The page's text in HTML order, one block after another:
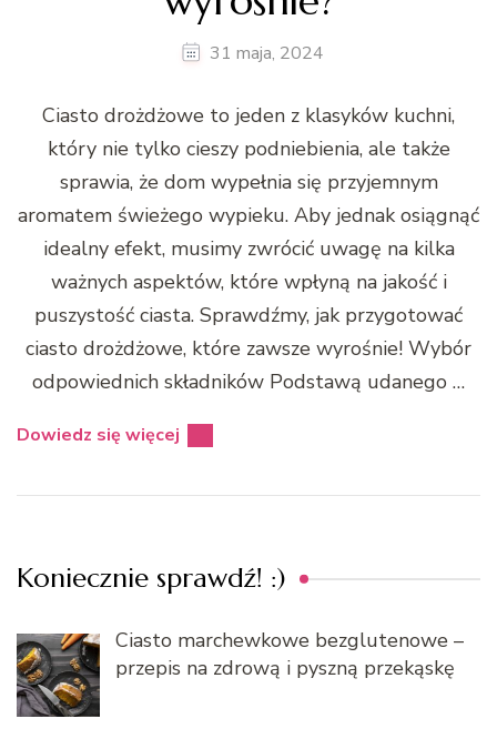
31 maja, 2024
Ciasto drożdżowe to jeden z klasyków kuchni,
który nie tylko cieszy podniebienia, ale także
sprawia, że dom wypełnia się przyjemnym
aromatem świeżego wypieku. Aby jednak osiągnąć
idealny efekt, musimy zwrócić uwagę na kilka
ważnych aspektów, które wpłyną na jakość i
puszystość ciasta. Sprawdźmy, jak przygotować
ciasto drożdżowe, które zawsze wyrośnie! Wybór
odpowiednich składników Podstawą udanego …
Dowiedz się więcej
Koniecznie sprawdź! :)
Ciasto marchewkowe bezglutenowe –
przepis na zdrową i pyszną przekąskę